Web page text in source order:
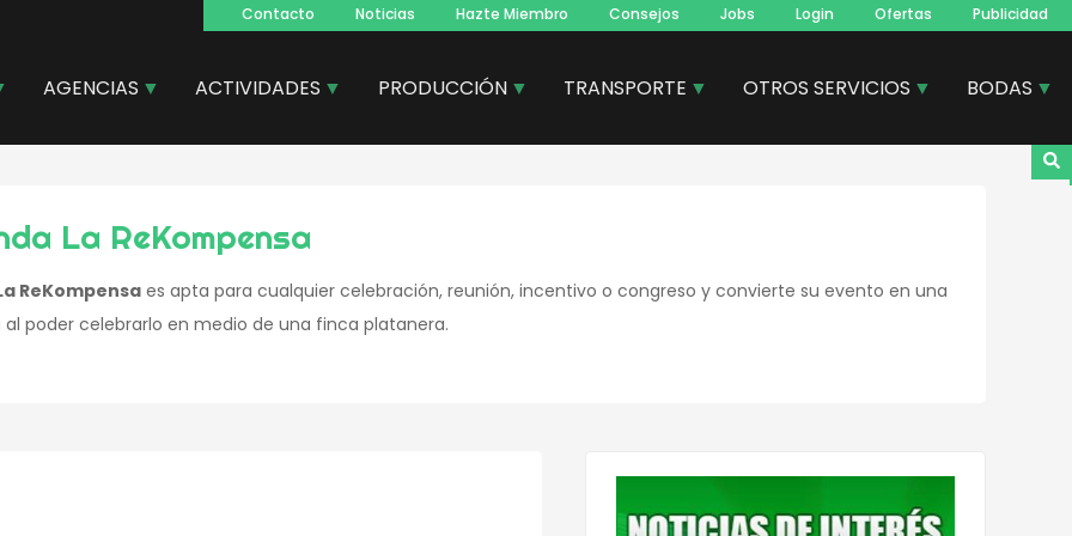
Navegacion
principal
Contacto Noticias Hazte Miembro Consejos Jobs Login Ofertas Publicidad
AGENCIAS ACTIVIDADES PRODUCCIÓN TRANSPORTE OTROS SERVICIOS BODAS
La ReKompensa
ReKompensaes apta para cualquier celebración, reunión, incentivo o congreso y convierte su evento en una
al poder celebrarlo en medio de una finca platanera.